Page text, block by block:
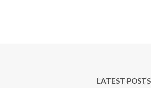
LATEST POSTS